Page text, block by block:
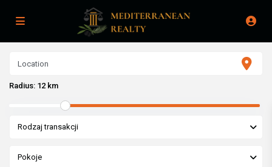
Radius: 12 km
Rodzaj transakcji
Pokoje